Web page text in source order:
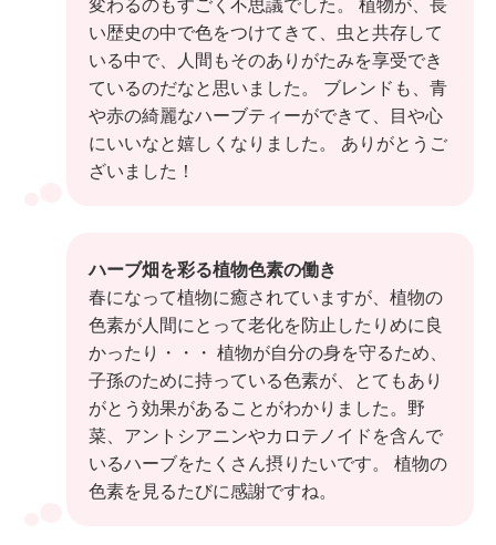
い歴史の中で色をつけてきて、虫と共存して
いる中で、人間もそのありがたみを享受でき
ているのだなと思いました。 ブレンドも、青
や赤の綺麗なハーブティーができて、目や心
にいいなと嬉しくなりました。 ありがとうご
ざいました！
ハーブ畑を彩る植物色素の働き
春になって植物に癒されていますが、植物の
色素が人間にとって老化を防止したりめに良
かったり・・・ 植物が自分の身を守るため、
子孫のために持っている色素が、とてもあり
がとう効果があることがわかりました。野
菜、アントシアニンやカロテノイドを含んで
いるハーブをたくさん摂りたいです。 植物の
色素を見るたびに感謝ですね。